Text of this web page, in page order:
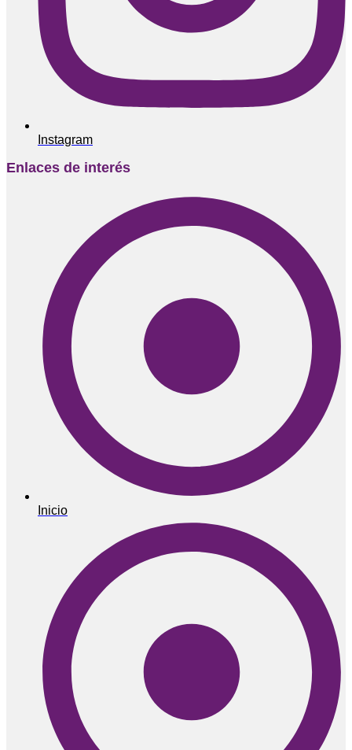
Instagram
Enlaces de interés
Inicio